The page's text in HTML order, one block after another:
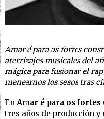
Amar é para os fortes
aterrizajes musicales del
mágica para fusionar el
menearnos los sesos tras
En Amar é para os fortes
tres años de producción